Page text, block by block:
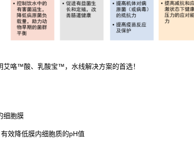
艾咯™酸、乳酸宝™，水线解决方案的首选！
细胞膜
效降低膜内细胞质的pH值